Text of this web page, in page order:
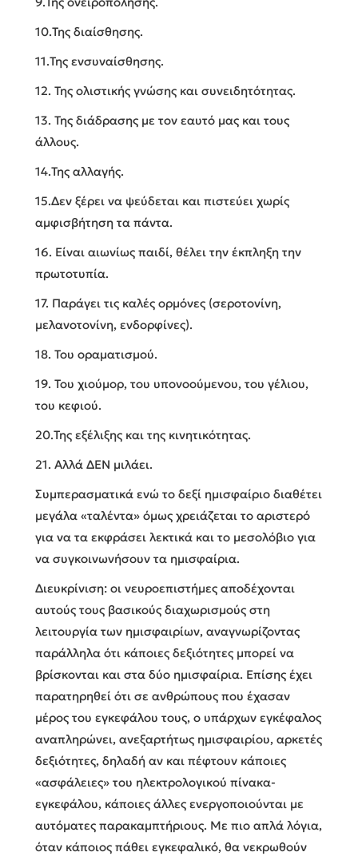
10.Της διαίσθησης.
11.Της ενσυναίσθησης.
12. Της ολιστικής γνώσης και συνειδητότητας.
13. Της διάδρασης με τον εαυτό μας και τους
άλλους.
14.Της αλλαγής.
15.Δεν ξέρει να ψεύδεται και πιστεύει χωρίς
αμφισβήτηση τα πάντα.
16. Είναι αιωνίως παιδί, θέλει την έκπληξη την
πρωτοτυπία.
17. Παράγει τις καλές ορμόνες (σεροτονίνη,
μελανοτονίνη, ενδορφίνες).
18. Του οραματισμού.
19. Του χιούμορ, του υπονοούμενου, του γέλιου,
του κεφιού.
20.Της εξέλιξης και της κινητικότητας.
21. Αλλά ΔΕΝ μιλάει.
Συμπερασματικά ενώ το δεξί ημισφαίριο διαθέτει
μεγάλα «ταλέντα» όμως χρειάζεται το αριστερό
για να τα εκφράσει λεκτικά και το μεσολόβιο για
να συγκοινωνήσουν τα ημισφαίρια.
Διευκρίνιση: οι νευροεπιστήμες αποδέχονται
αυτούς τους βασικούς διαχωρισμούς στη
λειτουργία των ημισφαιρίων, αναγνωρίζοντας
παράλληλα ότι κάποιες δεξιότητες μπορεί να
βρίσκονται και στα δύο ημισφαίρια. Επίσης έχει
παρατηρηθεί ότι σε ανθρώπους που έχασαν
μέρος του εγκεφάλου τους, ο υπάρχων εγκέφαλος
αναπληρώνει, ανεξαρτήτως ημισφαιρίου, αρκετές
δεξιότητες, δηλαδή αν και πέφτουν κάποιες
«ασφάλειες» του ηλεκτρολογικού πίνακα-
εγκεφάλου, κάποιες άλλες ενεργοποιούνται με
αυτόματες παρακαμπτήριους. Με πιο απλά λόγια,
όταν κάποιος πάθει εγκεφαλικό, θα νεκρωθούν